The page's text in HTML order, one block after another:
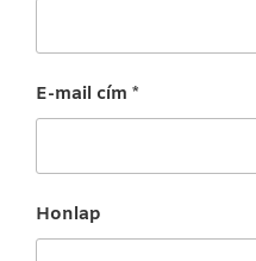
E-mail cím *
Honlap